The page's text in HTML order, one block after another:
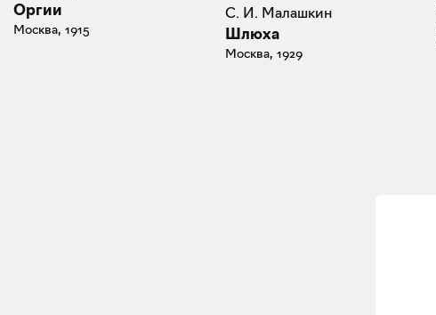
Оргии
Москва, 1915
С. И. Малашкин
Шлюха
Москва, 1929